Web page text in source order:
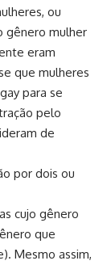
ou
gênero mulher
eram
que mulheres
para se
pelo
de
por dois ou
cujo gênero
que
Mesmo assim,